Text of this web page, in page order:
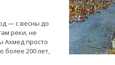
— с весны до
реки, не
Ахмед просто
более 200 лет,